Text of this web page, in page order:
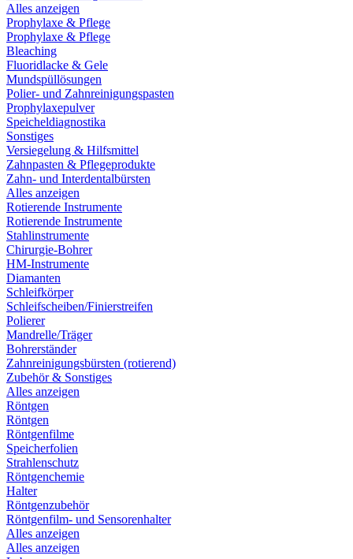
Alles anzeigen
Prophylaxe & Pflege
Prophylaxe & Pflege
Bleaching
Fluoridlacke & Gele
Mundspüllösungen
Polier- und Zahnreinigungspasten
Prophylaxepulver
Speicheldiagnostika
Sonstiges
Versiegelung & Hilfsmittel
Zahnpasten & Pflegeprodukte
Zahn- und Interdentalbürsten
Alles anzeigen
Rotierende Instrumente
Rotierende Instrumente
Stahlinstrumente
Chirurgie-Bohrer
HM-Instrumente
Diamanten
Schleifkörper
Schleifscheiben/Finierstreifen
Polierer
Mandrelle/Träger
Bohrerständer
Zahnreinigungsbürsten (rotierend)
Zubehör & Sonstiges
Alles anzeigen
Röntgen
Röntgen
Röntgenfilme
Speicherfolien
Strahlenschutz
Röntgenchemie
Halter
Röntgenzubehör
Röntgenfilm- und Sensorenhalter
Alles anzeigen
Alles anzeigen